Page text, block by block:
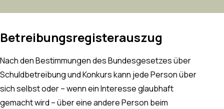
Betreibungsregisterauszug
Nach den Bestimmungen des Bundesgesetzes über
Schuldbetreibung und Konkurs kann jede Person über
sich selbst oder – wenn ein Interesse glaubhaft
gemacht wird – über eine andere Person beim